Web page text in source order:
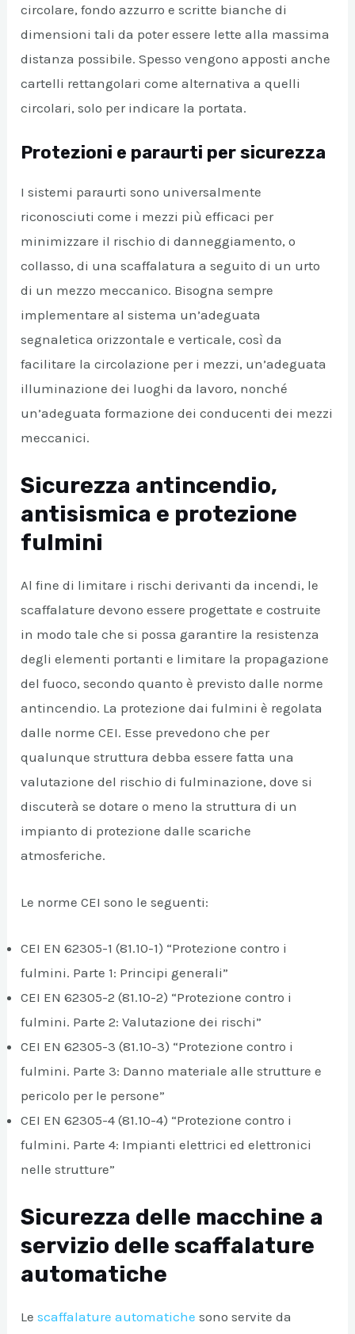
circolare, fondo azzurro e scritte bianche di
dimensioni tali da poter essere lette alla massima
distanza possibile. Spesso vengono apposti anche
cartelli rettangolari come alternativa a quelli
circolari, solo per indicare la portata.
Protezioni e paraurti per sicurezza
I sistemi paraurti sono universalmente
riconosciuti come i mezzi più efficaci per
minimizzare il rischio di danneggiamento, o
collasso, di una scaffalatura a seguito di un urto
di un mezzo meccanico. Bisogna sempre
implementare al sistema un’adeguata
segnaletica orizzontale e verticale, così da
facilitare la circolazione per i mezzi, un’adeguata
illuminazione dei luoghi da lavoro, nonché
un’adeguata formazione dei conducenti dei mezzi
meccanici.
Sicurezza antincendio,
antisismica e protezione
fulmini
Al fine di limitare i rischi derivanti da incendi, le
scaffalature devono essere progettate e costruite
in modo tale che si possa garantire la resistenza
degli elementi portanti e limitare la propagazione
del fuoco, secondo quanto è previsto dalle norme
antincendio. La protezione dai fulmini è regolata
dalle norme CEI. Esse prevedono che per
qualunque struttura debba essere fatta una
valutazione del rischio di fulminazione, dove si
discuterà se dotare o meno la struttura di un
impianto di protezione dalle scariche
atmosferiche.
Le norme CEI sono le seguenti:
CEI EN 62305-1 (81.10-1) “Protezione contro i
fulmini. Parte 1: Principi generali”
CEI EN 62305-2 (81.10-2) “Protezione contro i
fulmini. Parte 2: Valutazione dei rischi”
CEI EN 62305-3 (81.10-3) “Protezione contro i
fulmini. Parte 3: Danno materiale alle strutture e
pericolo per le persone”
CEI EN 62305-4 (81.10-4) “Protezione contro i
fulmini. Parte 4: Impianti elettrici ed elettronici
nelle strutture”
Sicurezza delle macchine a
servizio delle scaffalature
automatiche
Lescaffalature automatiche sono servite da